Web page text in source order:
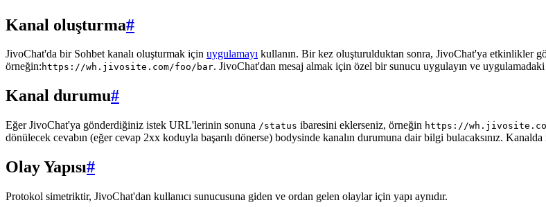
Kanal oluşturma#
JivoChat'da bir Sohbet kanalı oluşturmak için uygulamayı kullanın. Bir kez oluşturulduktan sonra, JivoChat'ya etkinlikler
örneğin: https://wh.jivosite.com/foo/bar. JivoChat'dan mesaj almak için özel bir sunucu uygulayın ve
Kanal durumu#
Eğer JivoChat'ya gönderdiğiniz istek URL'lerinin sonuna /status ibaresini eklerseniz, örneğin https://
dönülecek cevabın (eğer cevap 2xx koduyla başarılı dönerse) bodysinde kanalın durumuna dair bilgi bulacaksınız.
Olay Yapısı#
Protokol simetriktir, JivoChat'dan kullanıcı sunucusuna giden ve ordan gelen olaylar için yapı aynıdır.